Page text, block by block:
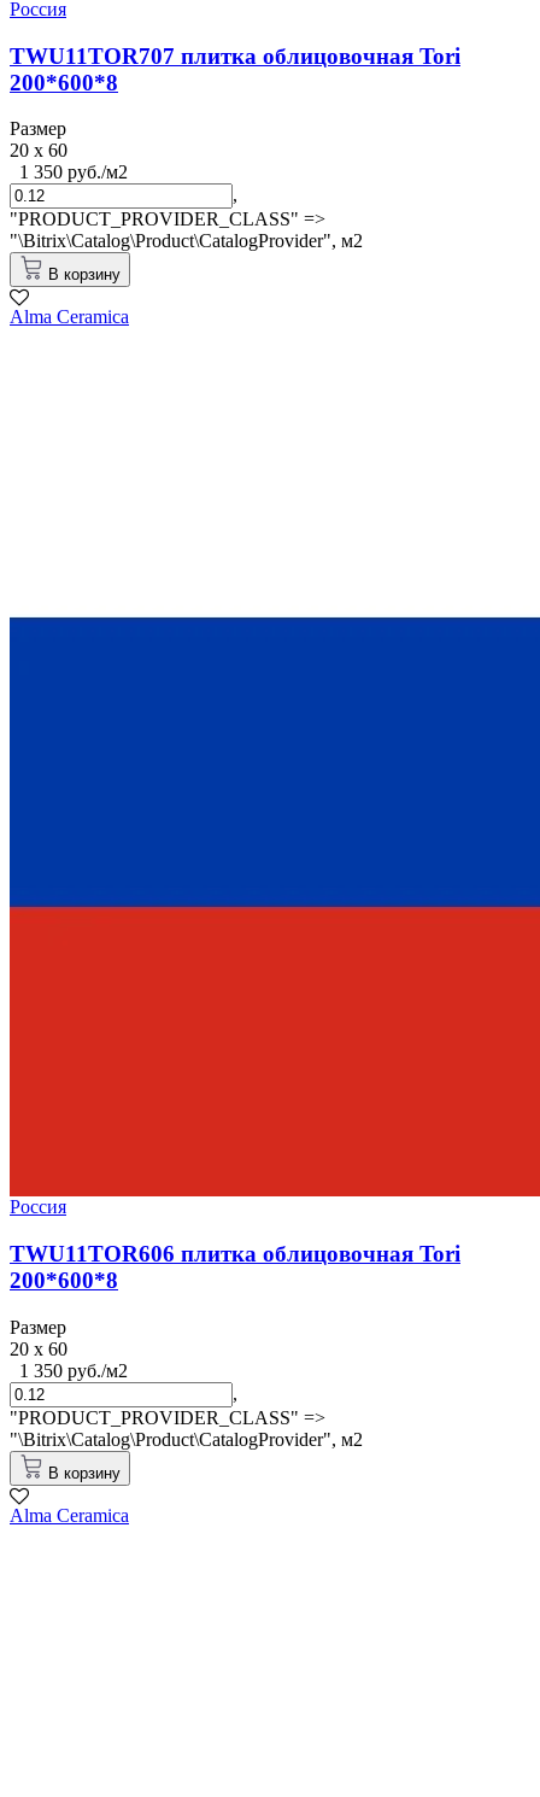
Россия
TWU11TOR707 плитка облицовочная Tori
200*600*8
Размер
20 x 60
1 350 руб./м2
,
"PRODUCT_PROVIDER_CLASS" =>
"\Bitrix\Catalog\Product\CatalogProvider", м2
В корзину
Alma Ceramica
Россия
TWU11TOR606 плитка облицовочная Tori
200*600*8
Размер
20 x 60
1 350 руб./м2
,
"PRODUCT_PROVIDER_CLASS" =>
"\Bitrix\Catalog\Product\CatalogProvider", м2
В корзину
Alma Ceramica